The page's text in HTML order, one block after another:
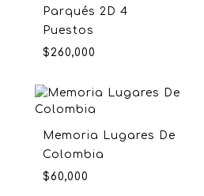
Parqués 2D 4
Puestos
$ 260,000
Memoria Lugares De
Colombia
$60,000